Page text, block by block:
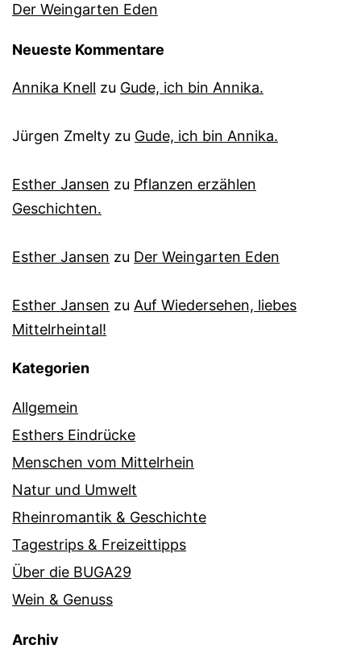
Der Weingarten Eden
Neueste Kommentare
Annika Knell zu Gude, ich bin Annika.
Jürgen Zmelty zu Gude, ich bin Annika.
Esther Jansen zu Pflanzen erzählen
Geschichten.
Esther Jansen zu Der Weingarten Eden
Esther Jansen zu Auf Wiedersehen, liebes
Mittelrheintal!
Kategorien
Allgemein
Esthers Eindrücke
Menschen vom Mittelrhein
Natur und Umwelt
Rheinromantik & Geschichte
Tagestrips & Freizeittipps
Über die BUGA29
Wein & Genuss
Archiv